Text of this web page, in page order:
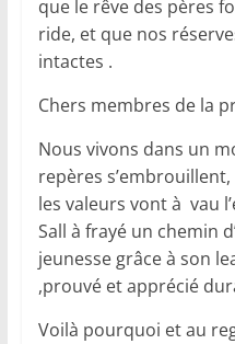
que le rêve des pères
ride, et que nos
intactes .
Chers membres de la
Nous vivons dans un
repères
les valeurs vont à vau
Sall à frayé un chemin
jeunesse grâce à son
,prouvé et apprécié
Voilà pourquoi et au